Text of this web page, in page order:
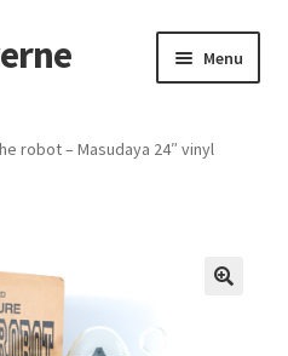
Menu
enfant
robot – Masudaya 24″ vinyl